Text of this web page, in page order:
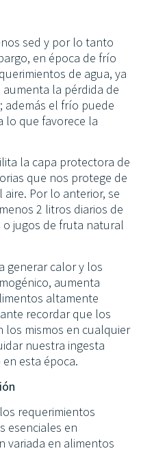
sed y por lo tanto
en época de frío
de agua, ya
la pérdida de
además el frío puede
lo que favorece la
la capa protectora de
que nos protege de
Por lo anterior, se
2 litros diarios de
o jugos de fruta natural
generar calor y los
aumenta
altamente
recordar que los
los mismos en cualquier
nuestra ingesta
esta época.
requerimientos
esenciales en
variada en alimentos